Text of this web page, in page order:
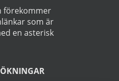
förekommer
som är
en asterisk